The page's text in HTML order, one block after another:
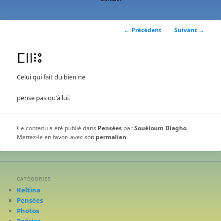
Navigation
← Précédent Suivant →
ⵎⵏⵏⵗⵓ
Celui qui fait du bien ne
pense pas qu’à lui.
Ce contenu a été publié dans Pensées parSouéloum Diagho.
Mettez-le en favori avec son permalien.
CATÉGORIES
Keltina
Pensées
Photos